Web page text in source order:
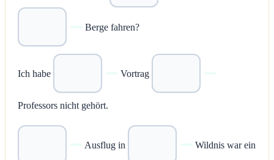
Berge fahren?
Ich habe Vortrag
Professors nicht gehört.
Ausflug in Wildnis war ein